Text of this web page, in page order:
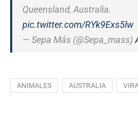
Queensland, Australia.
pic.twitter.com/RYk9Exs5lw
— Sepa Más (@Sepa_mass)
ANIMALES AUSTRALIA